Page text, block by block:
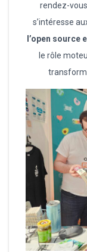
rendez-
s’intéresse
l’open source
le rôle